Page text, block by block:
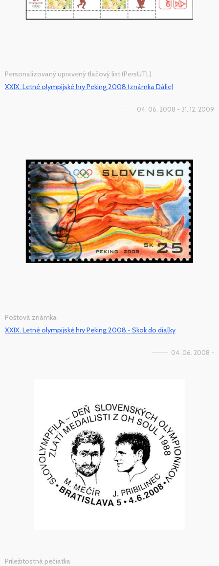
Personalizovaný upravený tlačový list (PersUTL)
XXIX. Letné olympijské hry Peking 2008 (známka Dálie)
04. 06. 2008 - 31. 12. 2009
Poštová známka
XXIX. Letné olympijské hry Peking 2008 - Skok do diaľky
04. 06. 2008 -
Príležitostná pečiatka